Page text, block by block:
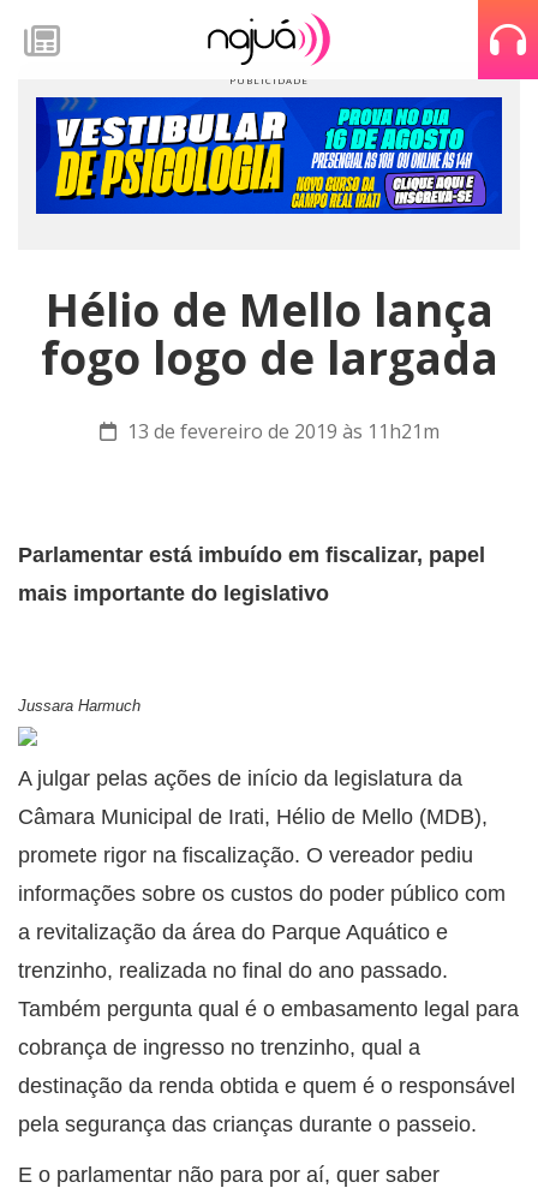
Hélio de Mello lança
fogo logo de largada
13 de fevereiro de 2019 às 11h21m
Parlamentar está imbuído em fiscalizar, papel
mais importante do legislativo
Jussara Harmuch
A julgar pelas ações de início da legislatura da
Câmara Municipal de Irati, Hélio de Mello (MDB),
promete rigor na fiscalização. O vereador pediu
informações sobre os custos do poder público com
a revitalização da área do Parque Aquático e
trenzinho, realizada no final do ano passado.
Também pergunta qual é o embasamento legal para
cobrança de ingresso no trenzinho, qual a
destinação da renda obtida e quem é o responsável
pela segurança das crianças durante o passeio.
E o parlamentar não para por aí, quer saber